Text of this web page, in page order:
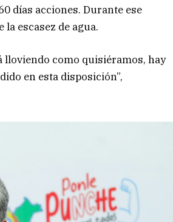
días acciones. Durante ese
escasez de agua.
lloviendo como quisiéramos, hay
en esta disposición”,